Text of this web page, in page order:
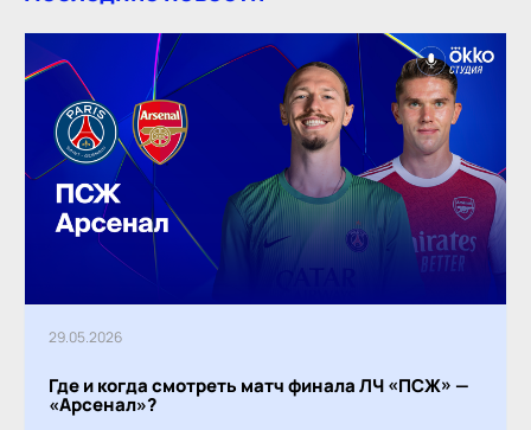
29.05.2026
Где и когда смотреть матч финала ЛЧ «ПСЖ» —
«Арсенал»?